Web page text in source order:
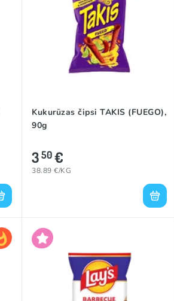
Kukurūzas čipsi TAKIS (FUEGO),
90g
350€
38.89 €/KG